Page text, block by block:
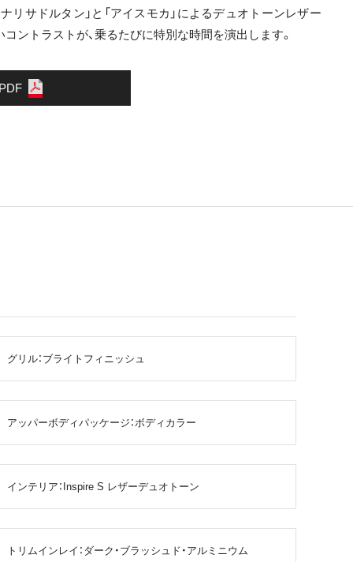
リサドルタン」と「アイスモカ」によるデュオトーンレザー
ントラストが、乗るたびに特別な時間を演出します。
グリル：ブライトフィニッシュ
アッパーボディパッケージ：ボディカラー
インテリア：Inspire S レザーデュオトーン
トリムインレイ：ダーク・ブラッシュド・アルミニウム